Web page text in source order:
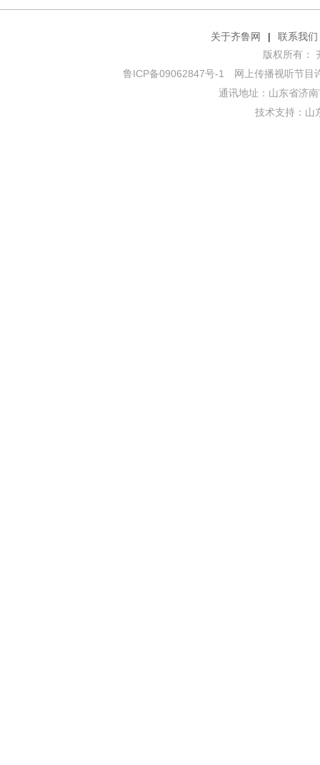
关于齐鲁网 |
联系我们
版权所有：
鲁ICP备09062847号-1 网上传播视听节目
通讯地址：山东省济
技术支持： 山